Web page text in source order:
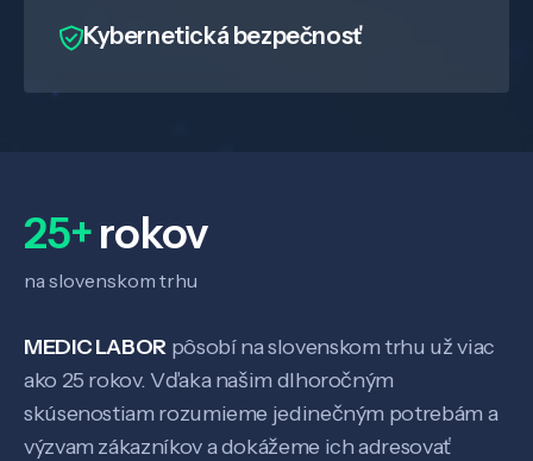
Kybernetická bezpečnosť
25+rokov
na slovenskom trhu
MEDIC LABOR pôsobí na slovenskom trhu už viac
ako 25 rokov. Vďaka našim dlhoročným
skúsenostiam rozumieme jedinečným potrebám a
výzvam zákazníkov a dokážeme ich adresovať